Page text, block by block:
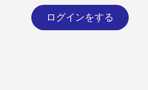
ログインをする